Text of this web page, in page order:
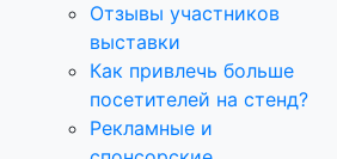
Отзывы участников
выставки
Как привлечь больше
посетителей на стенд?
Рекламные и